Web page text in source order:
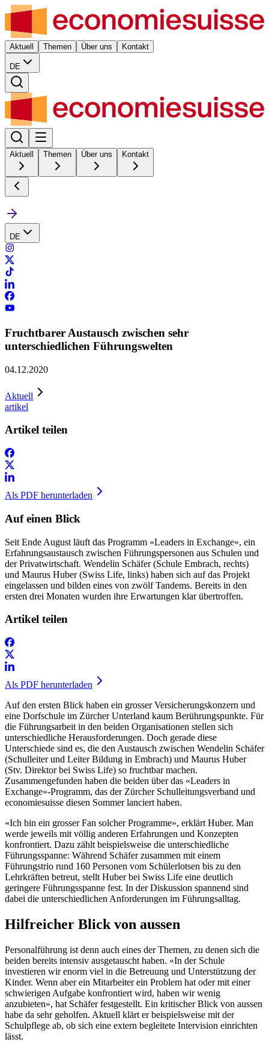
Aktuell Themen Über uns Kontakt
DE
Aktuell Themen Über uns Kontakt
DE
Fruchtbarer Austausch zwischen sehr
unterschiedlichen Führungswelten
04.12.2020
Aktuell
artikel
Artikel teilen
Als PDF herunterladen
Auf einen Blick
Seit Ende August läuft das Programm «Leaders in Exchange», ein
Erfahrungsaustausch zwischen Führungspersonen aus Schulen und
der Privatwirtschaft. Wendelin Schäfer (Schule Embrach, rechts)
und Maurus Huber (Swiss Life, links) haben sich auf das Projekt
eingelassen und bilden eines von zwölf Tandems. Bereits in den
ersten drei Monaten wurden ihre Erwartungen klar übertroffen.
Artikel teilen
Als PDF herunterladen
Auf den ersten Blick haben ein grosser Versicherungskonzern und
eine Dorfschule im Zürcher Unterland kaum Berührungspunkte. Für
die Führungsarbeit in den beiden Organisationen stellen sich
unterschiedliche Herausforderungen. Doch gerade diese
Unterschiede sind es, die den Austausch zwischen Wendelin Schäfer
(Schulleiter und Leiter Bildung in Embrach) und Maurus Huber
(Stv. Direktor bei Swiss Life) so fruchtbar machen.
Zusammengefunden haben die beiden über das «Leaders in
Exchange»-Programm, das der Zürcher Schulleitungsverband und
economiesuisse diesen Sommer lanciert haben.
«Ich bin ein grosser Fan solcher Programme», erklärt Huber. Man
werde jeweils mit völlig anderen Erfahrungen und Konzepten
konfrontiert. Dazu zählt beispielsweise die unterschiedliche
Führungsspanne: Während Schäfer zusammen mit einem
Führungstrio rund 160 Personen vom Schülerlotsen bis zu den
Lehrkräften betreut, stellt Huber bei Swiss Life eine deutlich
geringere Führungsspanne fest. In der Diskussion spannend sind
dabei die unterschiedlichen Anforderungen im Führungsalltag.
Hilfreicher Blick von aussen
Personalführung ist denn auch eines der Themen, zu denen sich die
beiden bereits intensiv ausgetauscht haben. «In der Schule
investieren wir enorm viel in die Betreuung und Unterstützung der
Kinder. Wenn aber ein Mitarbeiter ein Problem hat oder mit einer
schwierigen Aufgabe konfrontiert wird, haben wir wenig
anzubieten», hat Schäfer festgestellt. Ein kritischer Blick von aussen
habe da sehr geholfen. Aktuell klärt er beispielsweise mit der
Schulpflege ab, ob sich eine extern begleitete Intervision einrichten
lässt.